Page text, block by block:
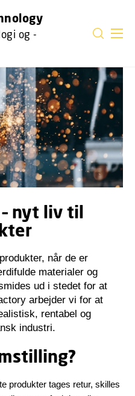
og -
nyt liv til
når de er
materialer og
ud i stedet for at
arbejder vi for at
rentabel og
industri.
produkter tages retur, skilles